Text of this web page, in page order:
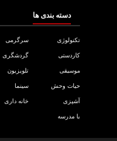
دسته بندی ها
تکنولوژی سرگرمی
کاردستی گردشگری
موسیقی تلویزیون
حیات وحش سینما
آشپزی خانه داری
با مدرسه